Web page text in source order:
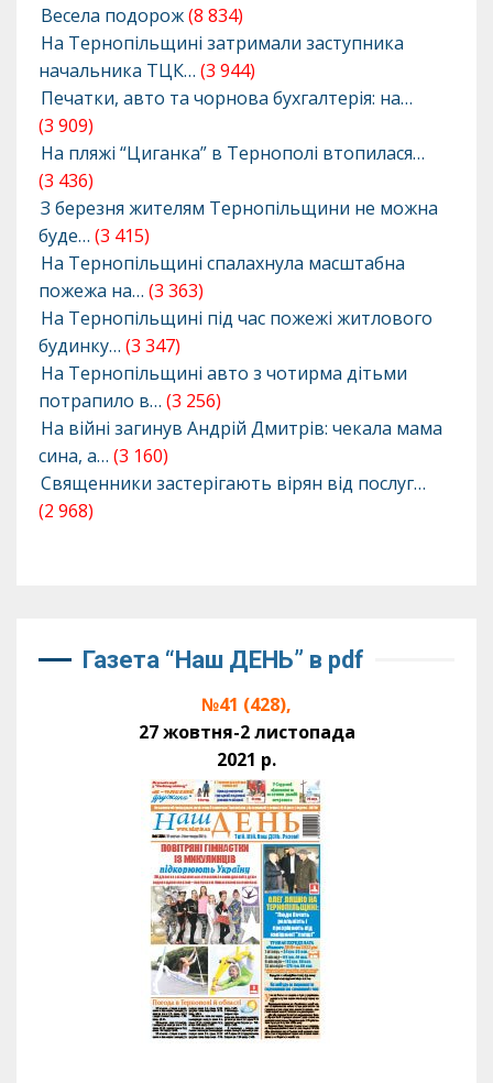
Весела подорож(8 834)
На Тернопільщині затримали заступника
начальника ТЦК… (3 944)
Печатки, авто та чорнова бухгалтерія: на…
(3 909)
На пляжі “Циганка” в Тернополі втопилася…
(3 436)
З березня жителям Тернопільщини не можна
буде… (3 415)
На Тернопільщині спалахнула масштабна
пожежа на… (3 363)
На Тернопільщині під час пожежі житлового
будинку… (3 347)
На Тернопільщині авто з чотирма дітьми
потрапило в… (3 256)
На війні загинув Андрій Дмитрів: чекала мама
сина, а… (3 160)
Священники застерігають вірян від послуг…
(2 968)
Газета “Наш ДЕНЬ” в pdf
№41 (428),
27 жовтня-2 листопада
2021 р.